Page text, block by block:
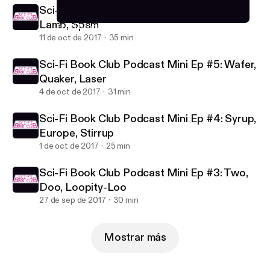
Sci-Fi Book Club Podcast Mini Ep #5: Wafer, Quaker, Laser
Sci-Fi Book Club
Sci-Fi Book Club Podcast Mini Ep #6: Ham,
Lamb, Spam
11 de oct de 2017 35 min
Sci-Fi Book Club Podcast Mini Ep #5: Wafer,
Quaker, Laser
4 de oct de 2017 31 min
Sci-Fi Book Club Podcast Mini Ep #4: Syrup,
Europe, Stirrup
1 de oct de 2017 25 min
Sci-Fi Book Club Podcast Mini Ep #3: Two,
Doo, Loopity-Loo
27 de sep de 2017 30 min
Mostrar más